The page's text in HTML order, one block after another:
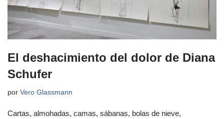
El deshacimiento del dolor de Diana
Schufer
por Vero Glassmann
Cartas, almohadas, camas, sábanas, bolas de nieve,